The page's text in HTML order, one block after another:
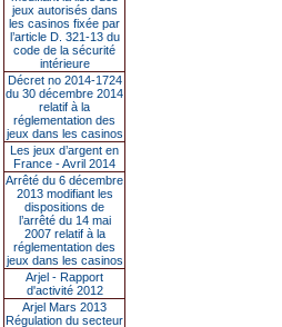
jeux autorisés dans
les casinos fixée par
l’article D. 321-13 du
code de la sécurité
intérieure
Décret no 2014-1724
du 30 décembre 2014
relatif à la
réglementation des
jeux dans les casinos
Les jeux d’argent en
France - Avril 2014
Arrêté du 6 décembre
2013 modifiant les
dispositions de
l’arrêté du 14 mai
2007 relatif à la
réglementation des
jeux dans les casinos
Arjel - Rapport
d'activité 2012
Arjel Mars 2013
Régulation du secteur